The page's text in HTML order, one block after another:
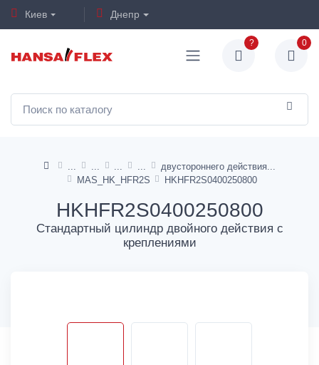
Киев Днепр
? 0
двустороннего действия
MAS_HK_HFR2S
HKHFR2S0400250800
HKHFR2S0400250800
Стандартный цилиндр двойного действия с
креплениями